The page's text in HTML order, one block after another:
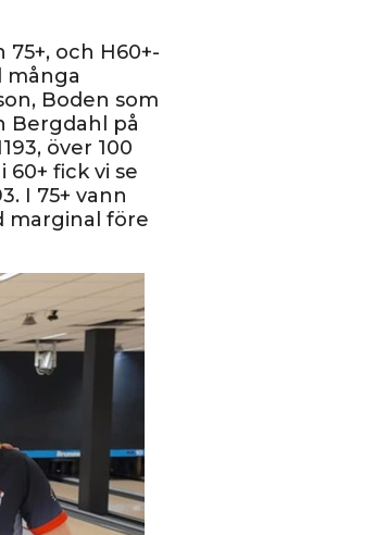
och H60+-
många
Boden som
Bergdahl på
över 100
fick vi se
I 75+ vann
marginal före